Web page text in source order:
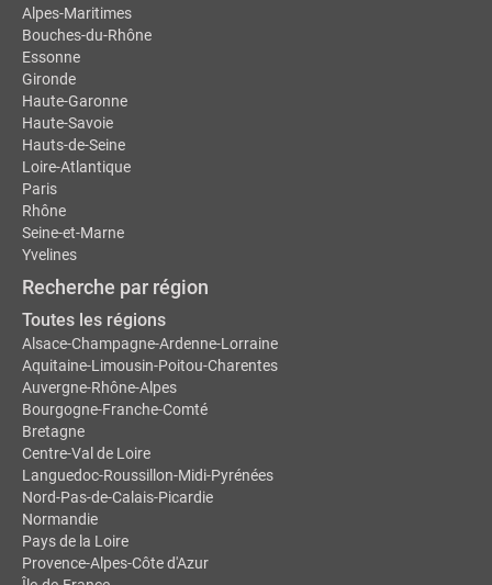
Alpes-Maritimes
Bouches-du-Rhône
Essonne
Gironde
Haute-Garonne
Haute-Savoie
Hauts-de-Seine
Loire-Atlantique
Paris
Rhône
Seine-et-Marne
Yvelines
Recherche par région
Toutes les régions
Alsace-Champagne-Ardenne-Lorraine
Aquitaine-Limousin-Poitou-Charentes
Auvergne-Rhône-Alpes
Bourgogne-Franche-Comté
Bretagne
Centre-Val de Loire
Languedoc-Roussillon-Midi-Pyrénées
Nord-Pas-de-Calais-Picardie
Normandie
Pays de la Loire
Provence-Alpes-Côte d'Azur